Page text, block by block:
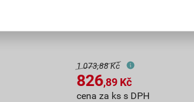
1 073,88 Kč
826,89 Kč
cena za ks s DPH